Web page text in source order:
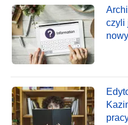
czyli